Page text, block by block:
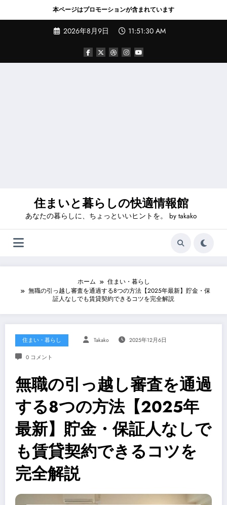
本ページはプロモーションが含まれています
ツ
2026年8月9日 11:51:31 AM
住まいと暮らしの快適情報館
あなたの暮らしに、ちょっといいヒントを。 by takako
ホーム
住まい・暮らし
無職の引っ越し審査を通過する8つの方法【2025年最新】貯金・保
証人なしでも賃貸契約できるコツを完全解説
住まい・暮らし Takako 2025年12月6日
0 コメント
無職の引っ越し審査を通過
する8つの方法【2025年
最新】貯金・保証人なしで
も賃貸契約できるコツを
完全解説